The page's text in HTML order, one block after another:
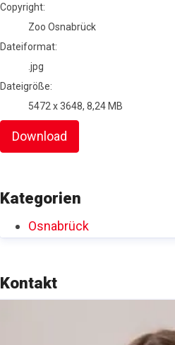
Copyright:
Zoo Osnabrück
Dateiformat:
.jpg
Dateigröße:
5472 x 3648, 8,24 MB
Download
Kategorien
Osnabrück
Kontakt